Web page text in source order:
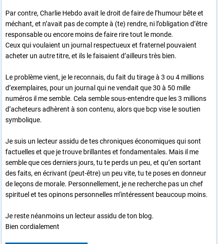
Par contre, Charlie Hebdo avait le droit de faire de l’humour bête et
méchant, et n’avait pas de compte à (te) rendre, ni l’obligation d’être
responsable ou encore moins de faire rire tout le monde.
Ceux qui voulaient un journal respectueux et fraternel pouvaient
acheter un autre titre, et ils le faisaient d’ailleurs très bien.
Le problème vient, je le reconnais, du fait du tirage à 3 ou 4 millions
d’exemplaires, pour un journal qui ne vendait que 30 à 50 mille
numéros il me semble. Cela semble sous-entendre que les 3 millions
d’acheteurs adhèrent à son contenu, alors que bcp vise le soutien
symbolique.
Je suis un lecteur assidu de tes chroniques économiques qui sont
factuelles et que je trouve brillantes et fondamentales. Mais il me
semble que ces derniers jours, tu te perds un peu, et qu’en sortant
des faits, en écrivant (peut-être) un peu vite, tu te poses en donneur
de leçons de morale. Personnellement, je ne recherche pas un chef
spirituel et tes opinons personnelles m’intéressent beaucoup moins.
Je reste néanmoins un lecteur assidu de ton blog.
Bien cordialement